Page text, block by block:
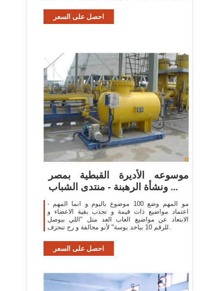
احصل على السعر
موسوعه الأديرة القبطية بمصر
ونشأة الرهبنة - منتدى الشباب ...
- مو المهم وضع 100 موضوع باليوم و انما المهم
اعتماد مواضيع ذات قيمة و تجذب بقية الاعضاء و
الابتعاد عن مواضيع العاب العد متل "اللي بيوصل
للرقم 10 بياخد بوسة" لأنو مخالفة و رح تنحزف.
احصل على السعر